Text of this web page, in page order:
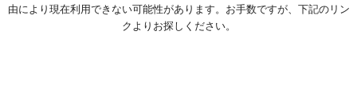
由により現在利用できない可能性があります。お手数ですが、下記のリン
クよりお探しください。